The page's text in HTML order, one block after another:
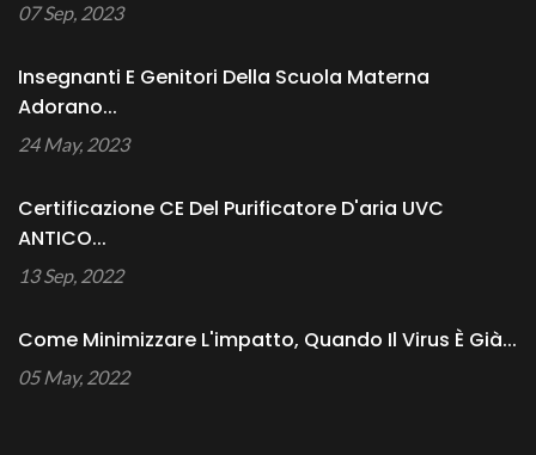
07 Sep, 2023
Insegnanti E Genitori Della Scuola Materna
Adorano...
24 May, 2023
Certificazione CE Del Purificatore D'aria UVC
ANTICO...
13 Sep, 2022
Come Minimizzare L'impatto, Quando Il Virus È Già...
05 May, 2022